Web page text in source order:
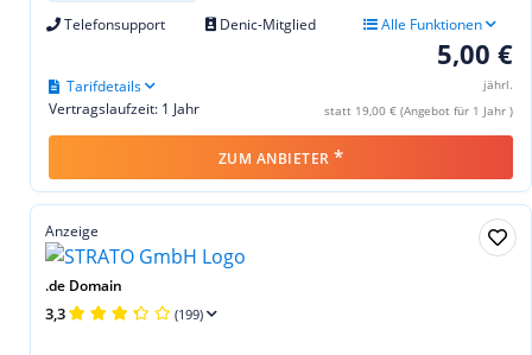
Telefonsupport Denic-Mitglied Alle Funktionen
5,00 €
jährl.
statt 19,00 € (Angebot für 1 Jahr )
Vertragslaufzeit: 1 Jahr
Tarifdetails
ZUM ANBIETER *
Anzeige
.de Domain
3,3 (199)